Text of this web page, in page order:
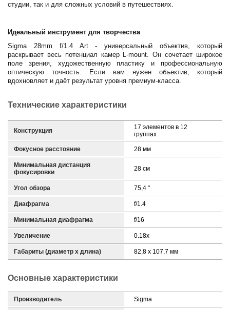
студии, так и для сложных условий в путешествиях.
Идеальный инструмент для творчества
Sigma 28mm f/1.4 Art - универсальный объектив, который
раскрывает весь потенциал камер L-mount. Он сочетает широкое
поле зрения, художественную пластику и профессиональную
оптическую точность. Если вам нужен объектив, который
вдохновляет и даёт результат уровня премиум-класса.
Технические характеристики
Конструкция
17 элементов в 12
группах
Фокусное расстояние 28 мм
Минимальная дистанция
фокусировки
28 см
Угол обзора 75,4 °
Диафрагма f/1.4
Минимальная диафрагма f/16
Увеличение 0.18x
Габариты (диаметр х длина) 82,8 х 107,7 мм
Основные характеристики
Производитель Sigma